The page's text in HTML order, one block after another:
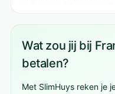
Wat zou jij bij
betalen?
Met SlimHuys reken je